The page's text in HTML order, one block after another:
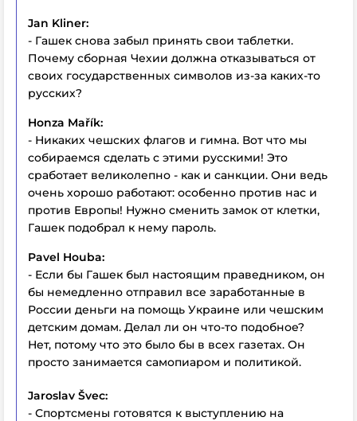
Jan Kliner:
- Гашек снова забыл принять свои таблетки.
Почему сборная Чехии должна отказываться от
своих государственных символов из-за каких-то
русских?
Honza Mařík:
- Никаких чешских флагов и гимна. Вот что мы
собираемся сделать с этими русскими! Это
сработает великолепно - как и санкции. Они ведь
очень хорошо работают: особенно против нас и
против Европы! Нужно сменить замок от клетки,
Гашек подобрал к нему пароль.
Pavel Houba:
- Если бы Гашек был настоящим праведником, он
бы немедленно отправил все заработанные в
России деньги на помощь Украине или чешским
детским домам. Делал ли он что-то подобное?
Нет, потому что это было бы в всех газетах. Он
просто занимается самопиаром и политикой.
Jaroslav Švec:
- Спортсмены готовятся к выступлению на